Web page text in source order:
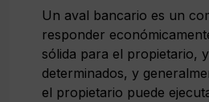
Un aval bancario es un
responder
sólida para el propietario,
determinados, y
el propietario puede